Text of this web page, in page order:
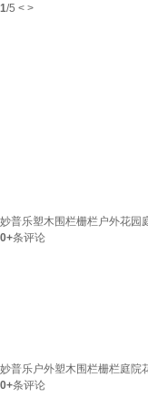
1/5 < >
妙普乐塑木围栏栅栏户外花园
0+条评论
妙普乐户外塑木围栏栅栏庭院
0+条评论